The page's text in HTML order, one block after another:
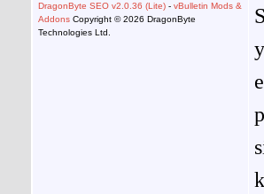
DragonByte SEO v2.0.36 (Lite) - vBulletin Mods &
Addons Copyright © 2026 DragonByte
Technologies Ltd.